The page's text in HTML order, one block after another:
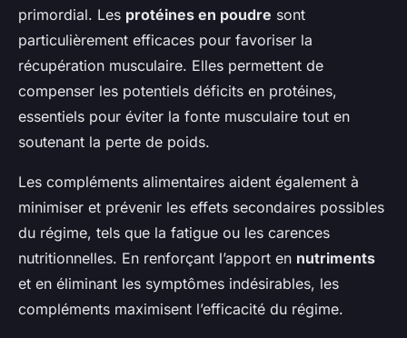
primordial. Les protéines en poudre sont
particulièrement efficaces pour favoriser la
récupération musculaire. Elles permettent de
compenser les potentiels déficits en protéines,
essentiels pour éviter la fonte musculaire tout en
soutenant la perte de poids.
Les compléments alimentaires aident également à
minimiser et prévenir les effets secondaires possibles
du régime, tels que la fatigue ou les carences
nutritionnelles. En renforçant l’apport en nutriments
et en éliminant les symptômes indésirables, les
compléments maximisent l’efficacité du régime.